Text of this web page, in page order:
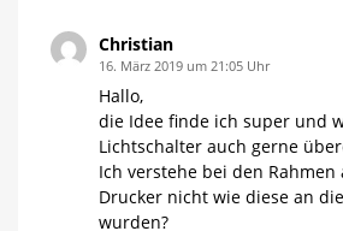
Christian
16. März 2019 um 21:05 Uhr
Hallo,
die Idee finde ich super und
Lichtschalter auch gerne
Ich verstehe bei den Rahmen
Drucker nicht wie diese an
wurden?